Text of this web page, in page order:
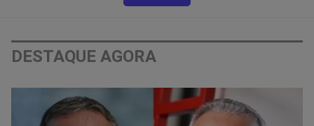
DESTAQUE AGORA